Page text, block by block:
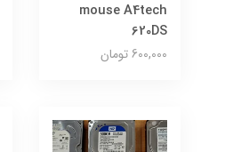
mouse A4tech
620DS
600,000 تومان